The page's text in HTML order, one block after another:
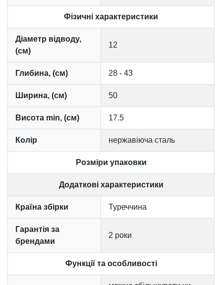
Фізичні характеристики
Діаметр відводу,
(см)
12
Глибина, (см) 28 - 43
Ширина, (см) 50
Висота min, (см) 17.5
Колір нержавіюча сталь
Розміри упаковки
Додаткові характеристики
Країна збірки Туреччина
Гарантія за
брендами
2 роки
Функції та особливості